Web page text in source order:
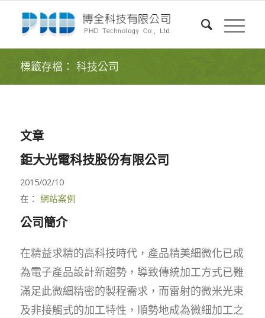
標籤存檔： 科技公司
文章
鉅大光電科技股份有限公司
2015/02/10
在： 網站案例
公司簡介
在精益求精的高科技時代，產品精美細微化已成
為電子產品設計新趨勢，導致傳統加工方式已難
滿足此微細精密的製程需求，而雷射的微米光束
及非接觸式的加工特性，順勢地成為微細加工之